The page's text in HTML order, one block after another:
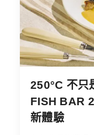
250°C 不只
FISH BAR
新體驗